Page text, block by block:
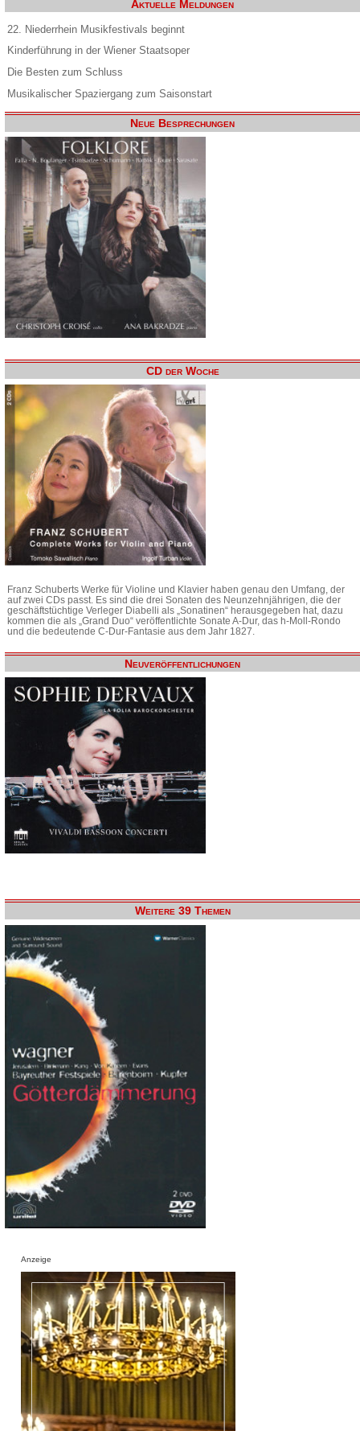
Aktuelle Meldungen
22. Niederrhein Musikfestivals beginnt
Kinderführung in der Wiener Staatsoper
Die Besten zum Schluss
Musikalischer Spaziergang zum Saisonstart
Neue Besprechungen
CD der Woche
Franz Schuberts Werke für Violine und Klavier haben genau den Umfang, der
auf zwei CDs passt. Es sind die drei Sonaten des Neunzehnjährigen, die der
geschäftstüchtige Verleger Diabelli als „Sonatinen“ herausgegeben hat, dazu
kommen die als „Grand Duo“ veröffentlichte Sonate A-Dur, das h-Moll-Rondo
und die bedeutende C-Dur-Fantasie aus dem Jahr 1827.
Neuveröffentlichungen
Weitere 39 Themen
Anzeige